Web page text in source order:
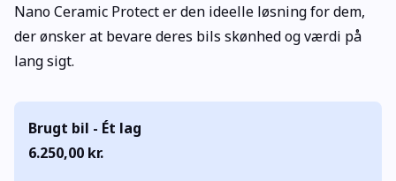
Nano Ceramic Protect er den ideelle løsning for dem,
der ønsker at bevare deres bils skønhed og værdi på
lang sigt.
Brugt bil - Ét lag
6.250,00 kr.